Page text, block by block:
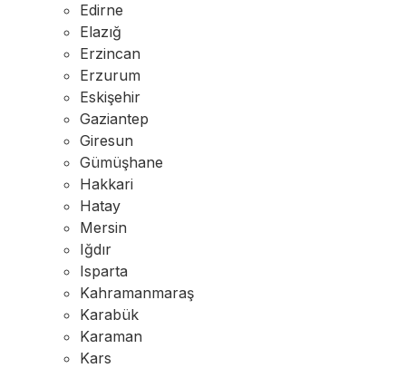
Edirne
Elazığ
Erzincan
Erzurum
Eskişehir
Gaziantep
Giresun
Gümüşhane
Hakkari
Hatay
Mersin
Iğdır
Isparta
Kahramanmaraş
Karabük
Karaman
Kars